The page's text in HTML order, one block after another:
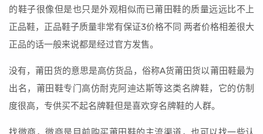
的鞋子很像但是也只是外观相似而已莆田鞋的质量远远比不上
正品鞋，正品鞋子质量非常有保证3价格不同 两者价格相差很大
正品的话一般来说都是经过官方发售。
没有，莆田货的意思是高仿货品，俗称A货莆田货以莆田鞋最为
出名，莆田鞋专门高仿耐克阿迪达斯等这类名牌鞋，它的仿制
度很高，专供买不起名牌鞋但是喜欢穿名牌鞋的人群。